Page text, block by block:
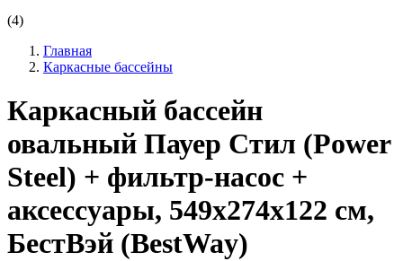
(4)
Главная
Каркасные бассейны
Каркасный бассейн
овальный Пауер Стил (Power
Steel) + фильтр-насос +
аксессуары, 549х274х122 см,
БестВэй (BestWay)